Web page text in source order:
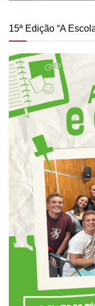
15ª Edição “A